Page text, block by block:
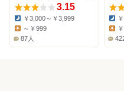
3.15
Dinner:
￥3,000～￥3,999
Lunch:
～￥999
87人